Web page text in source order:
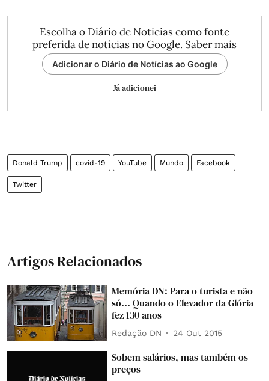
Escolha o Diário de Notícias como fonte
preferida de notícias no Google. Saber mais
Adicionar o Diário de Notícias ao Google
Já adicionei
Donald Trump covid-19 YouTube Mundo Facebook
Twitter
Artigos Relacionados
Memória DN: Para o turista e não
só... Quando o Elevador da Glória
fez 130 anos
Redação DN 24 Out 2015
Sobem salários, mas também os
preços